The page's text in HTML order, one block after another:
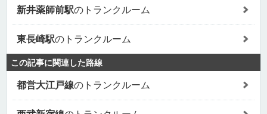
新井薬師前駅のトランクルーム
東長崎駅のトランクルーム
この記事に関連した路線
都営大江戸線のトランクルーム